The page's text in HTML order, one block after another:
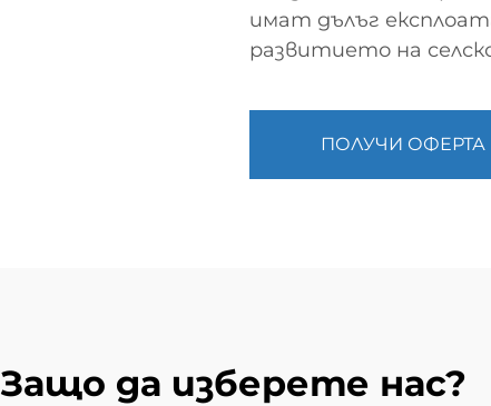
имат дълъг
развитието на
ПОЛУЧИ ОФЕРТА
Защо да изберете нас?